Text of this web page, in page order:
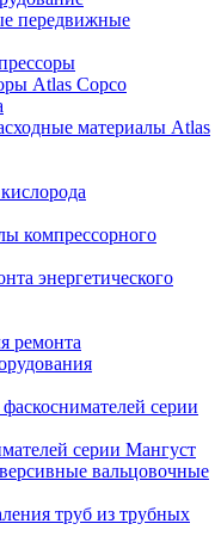
передвижные
Atlas Copco
материалы Atlas
компрессорного
энергетического
ремонта
серии
серии Мангуст
вальцовочные
труб из трубных